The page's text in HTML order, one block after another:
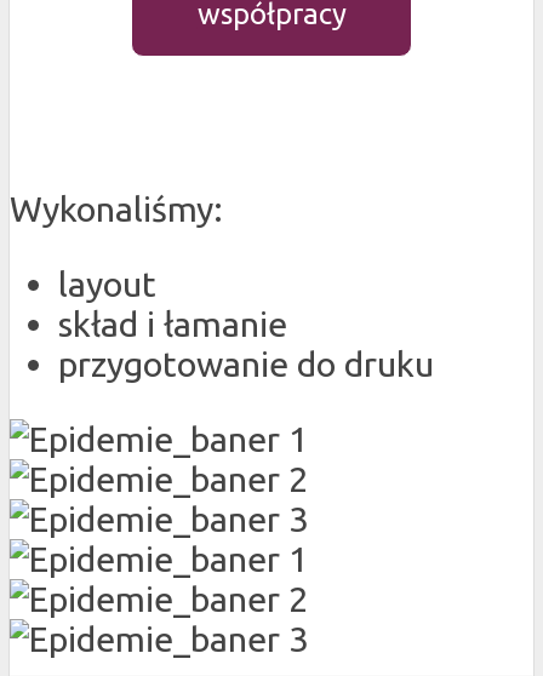
współpracy
Wykonaliśmy:
layout
skład i łamanie
przygotowanie do druku